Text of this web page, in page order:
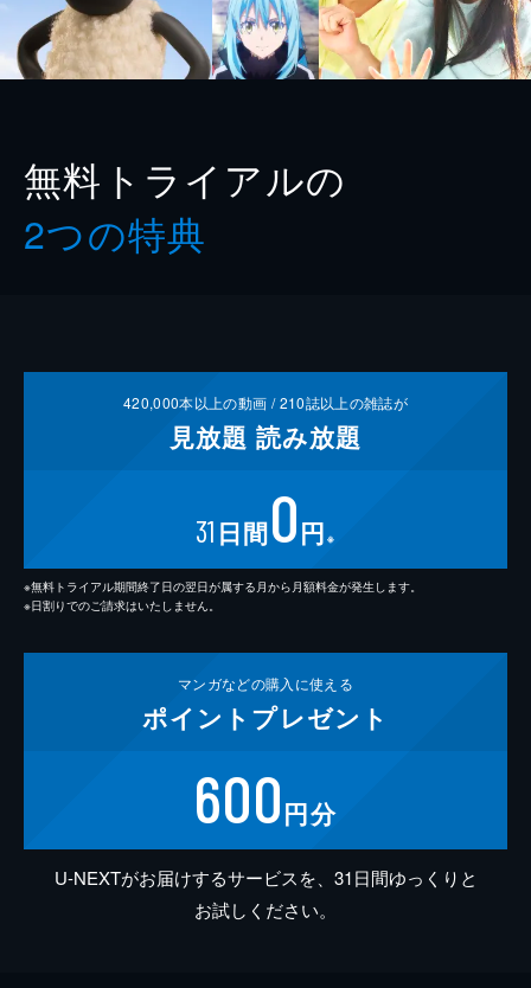
無料トライアルの
2つの特典
420,000本以上の動画 /210誌以上の雑誌が
見放題 読み放題
31 日間0円 ※
※無料トライアル期間終了日の翌日が属する月から月額料金が発生します。
※日割りでのご請求はいたしません。
マンガなどの購入に使える
ポイント プレゼント
600円分
U-NEXTがお届けするサービスを、31日間ゆっくりと
お試しください。